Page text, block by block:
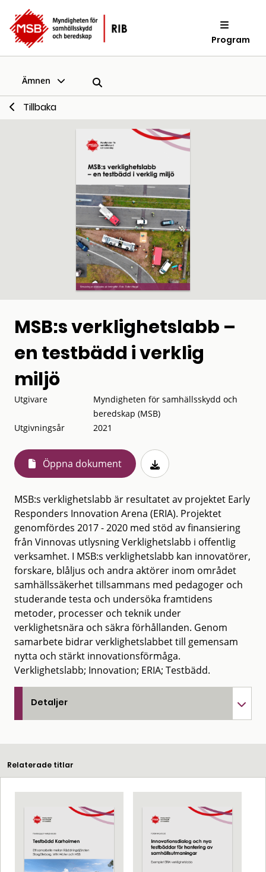
Program
Ämnen
Tillbaka
MSB:s verklighetslabb –
en testbädd i verklig
miljö
Utgivare
Myndigheten för samhällsskydd och
beredskap (MSB)
Utgivningsår
2021
Öppna dokument
MSB:s verklighetslabb är resultatet av projektet Early
Responders Innovation Arena (ERIA). Projektet
genomfördes 2017 - 2020 med stöd av finansiering
från Vinnovas utlysning Verklighetslabb i offentlig
verksamhet. I MSB:s verklighetslabb kan innovatörer,
forskare, blåljus och andra aktörer inom området
samhällssäkerhet tillsammans med pedagoger och
studerande testa och undersöka framtidens
metoder, processer och teknik under
verklighetsnära och säkra förhållanden. Genom
samarbete bidrar verklighetslabbet till gemensam
nytta och stärkt innovationsförmåga.
Verklighetslabb; Innovation; ERIA; Testbädd.
Detaljer
Relaterade titlar